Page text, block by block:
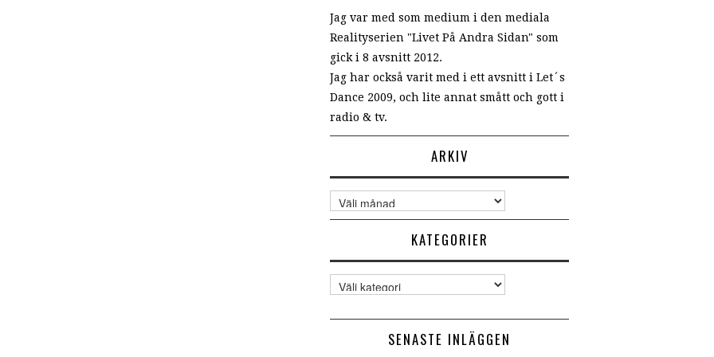
Jag var med som medium i den mediala
Realityserien "Livet På Andra Sidan" som
gick i 8 avsnitt 2012.
Jag har också varit med i ett avsnitt i Let´s
Dance 2009, och lite annat smått och gott i
radio & tv.
ARKIV
Arkiv
KATEGORIER
Kategorier
SENASTE INLÄGGEN